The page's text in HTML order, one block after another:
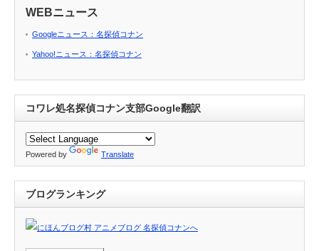
WEBニュース
Googleニュース：名探偵コナン
Yahoo!ニュース：名探偵コナン
コワレ処名探偵コナン支部Google翻訳
Powered by Translate
ブログランキング